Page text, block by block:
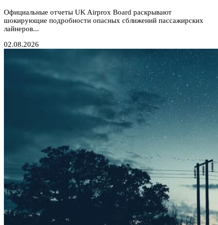
Официальные отчеты UK Airprox Board раскрывают
шокирующие подробности опасных сближений пассажирских
лайнеров...
02.08.2026